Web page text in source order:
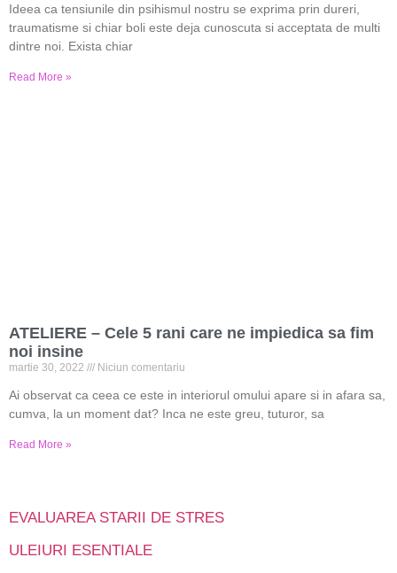
Ideea ca tensiunile din psihismul nostru se exprima prin dureri,
traumatisme si chiar boli este deja cunoscuta si acceptata de multi
dintre noi. Exista chiar
Read More »
ATELIERE – Cele 5 rani care ne impiedica sa fim
noi insine
martie 30, 2022 Niciun comentariu
Ai observat ca ceea ce este in interiorul omului apare si in afara sa,
cumva, la un moment dat? Inca ne este greu, tuturor, sa
Read More »
EVALUAREA STARII DE STRES
ULEIURI ESENTIALE